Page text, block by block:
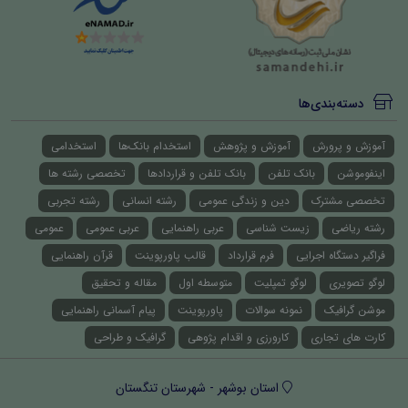
دسته‌بندی‌ها
آموزش و پرورش آموزش و پژوهش استخدام بانک‌ها
استخدامی
اینفوموشن
بانک تلفن بانک تلفن و قراردادها
تخصصی رشته ها
تخصصی مشترک
دین و زندگی عمومی رشته انسانی
رشته تجربی
رشته ریاضی
زیست شناسی عربی راهنمایی عربی عمومی
عمومی
فراگیر دستگاه اجرایی
فرم قرارداد قالب پاورپوینت
قرآن راهنمایی
لوگو تصویری
لوگو تمپلیت متوسطه اول
مقاله و تحقیق
موشن گرافیک
نمونه سوالات پاورپوینت
پیام آسمانی راهنمایی
کارت های تجاری
کارورزی و اقدام پژوهی گرافیک و طراحی
استان بوشهر - شهرستان تنگستان